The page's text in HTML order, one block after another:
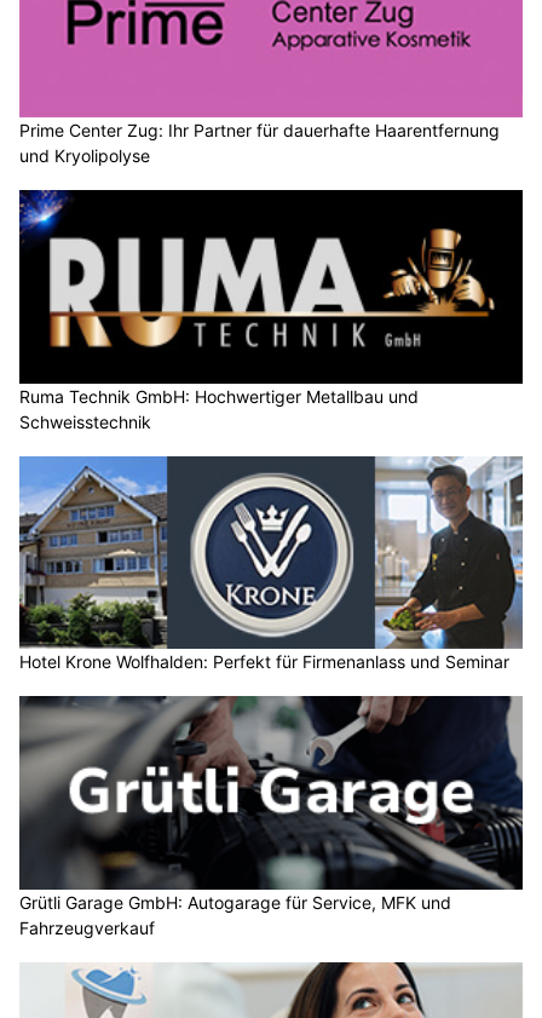
Prime Center Zug: Ihr Partner für dauerhafte Haarentfernung
und Kryolipolyse
Ruma Technik GmbH: Hochwertiger Metallbau und
Schweisstechnik
Hotel Krone Wolfhalden: Perfekt für Firmenanlass und Seminar
Grütli Garage GmbH: Autogarage für Service, MFK und
Fahrzeugverkauf